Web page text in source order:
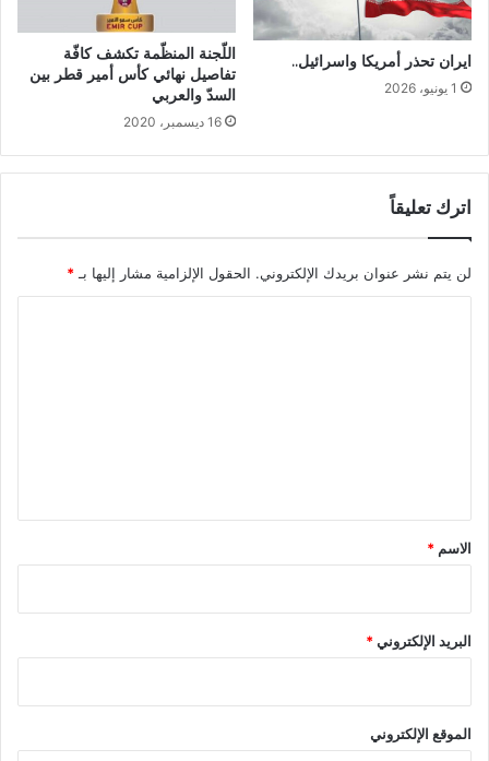
ايران تحذر أمريكا واسرائيل..
1 يونيو، 2026
اللّجنة المنظّمة تكشف كافّة
تفاصيل نهائي كأس أمير قطر بين
السدّ والعربي
16 ديسمبر، 2020
اترك تعليقاً
لن يتم نشر عنوان بريدك الإلكتروني. الحقول الإلزامية مشار إليها بـ *
*
الاسم *
البريد الإلكتروني*
الموقع الإلكتروني